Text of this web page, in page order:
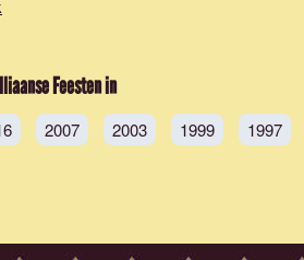
Feesten in
2007 2003 1999 1997